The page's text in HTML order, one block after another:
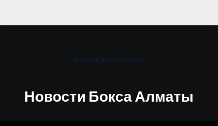
Новости Бокса Алматы